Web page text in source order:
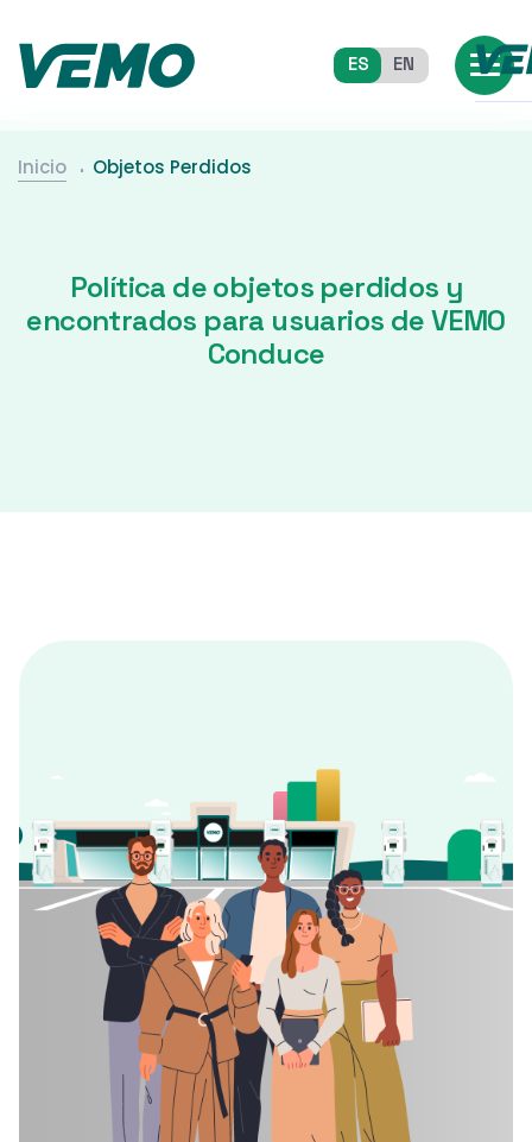
ES EN
Inicio Objetos Perdidos
Política de objetos perdidos y
encontrados para usuarios de VEMO
Conduce